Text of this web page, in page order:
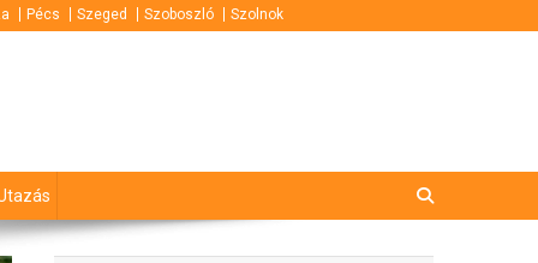
Pécs Szeged Szoboszló Szolnok